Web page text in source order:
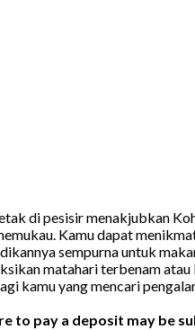
di pesisir menakjubkan
Kamu dapat
sempurna untuk
matahari terbenam
kamu yang mencari
to pay a deposit may be